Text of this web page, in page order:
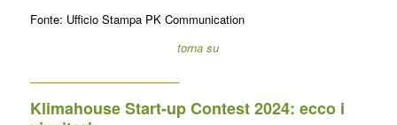
Fonte: Ufficio Stampa PK Communication
torna su
Klimahouse Start-up Contest 2024: ecco i